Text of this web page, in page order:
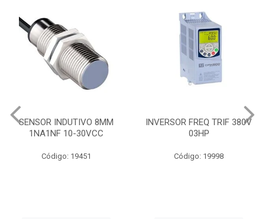
SENSOR INDUTIVO 8MM
1NA1NF 10-30VCC
Código: 19451
INVERSOR FREQ TRIF 380V
03HP
Código: 19998